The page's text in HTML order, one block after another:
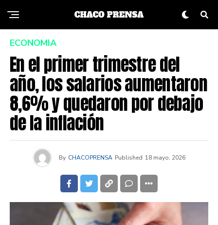
ECONOMIA
En el primer trimestre del
año, los salarios aumentaron
8,6% y quedaron por debajo
de la inflación
By CHACOPRENSA Published 18 mayo, 2026